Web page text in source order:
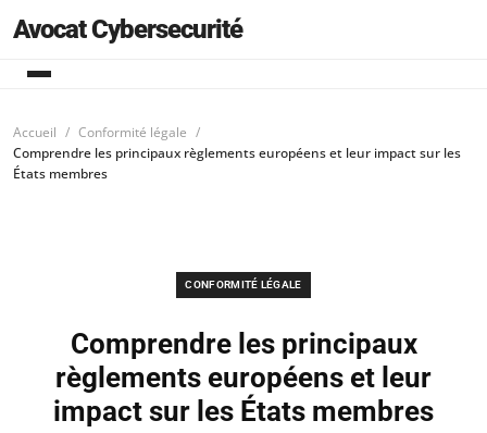
Avocat Cybersecurité
Accueil
Conformité légale
Comprendre les principaux règlements européens et leur impact sur les
États membres
CONFORMITÉ LÉGALE
Comprendre les principaux
règlements européens et leur
impact sur les États membres